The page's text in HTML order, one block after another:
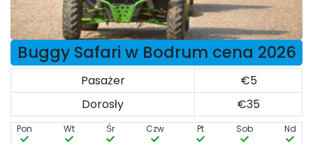
Buggy Safari w Bodrum cena 2026
Pasażer
€5
Dorosły
€35
Pon Wt Śr Czw Pt Sob Nd